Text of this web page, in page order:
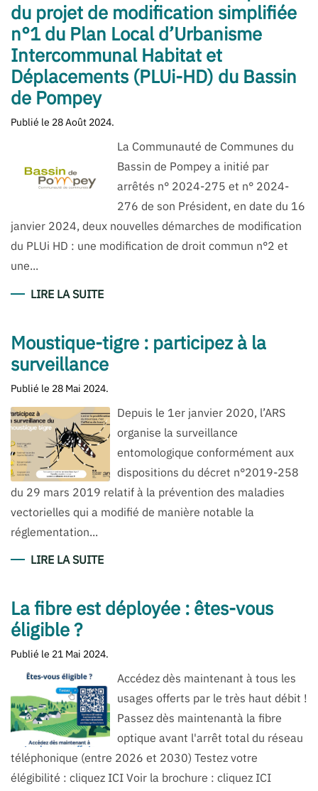
du projet de modification simplifiée
n°1 du Plan Local d’Urbanisme
Intercommunal Habitat et
Déplacements (PLUi-HD) du Bassin
de Pompey
Publié le 28 Août 2024.
La Communauté de Communes du
Bassin de Pompey a initié par
arrêtés n° 2024-275 et n° 2024-
276 de son Président, en date du 16
janvier 2024, deux nouvelles démarches de modification
du PLUi HD : une modification de droit commun n°2 et
une...
LIRE LA SUITE
Moustique-tigre : participez à la
surveillance
Publié le 28 Mai 2024.
Depuis le 1er janvier 2020, l’ARS
organise la surveillance
entomologique conformément aux
dispositions du décret n°2019-258
du 29 mars 2019 relatif à la prévention des maladies
vectorielles qui a modifié de manière notable la
réglementation...
LIRE LA SUITE
La fibre est déployée : êtes-vous
éligible ?
Publié le 21 Mai 2024.
Accédez dès maintenant à tous les
usages offerts par le très haut débit !
Passez dès maintenantà la fibre
optique avant l'arrêt total du réseau
téléphonique (entre 2026 et 2030) Testez votre
élégibilité : cliquez ICI Voir la brochure : cliquez ICI